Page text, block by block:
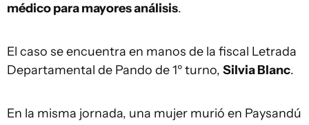
médico para mayores análisis.
El caso se encuentra en manos de la fiscal Letrada
Departamental de Pando de 1º turno, Silvia Blanc.
En la misma jornada, una mujer murió en Paysandú